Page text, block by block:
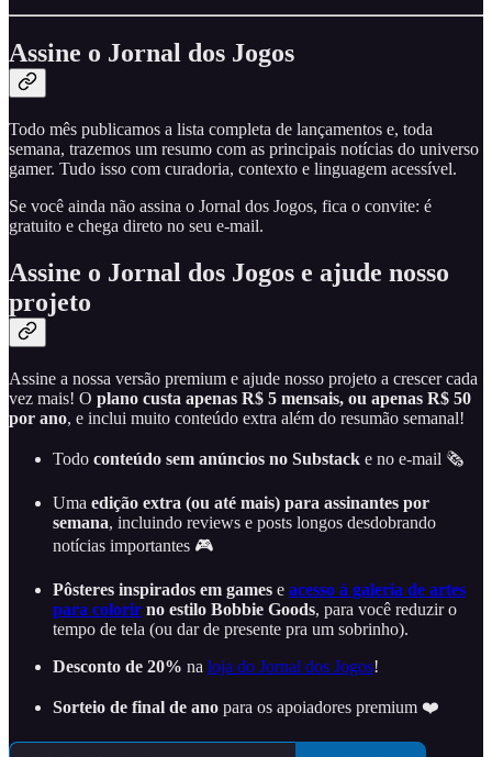
Assine o Jornal dos Jogos
Todo mês publicamos a lista completa de lançamentos e, toda
semana, trazemos um resumo com as principais notícias do universo
gamer. Tudo isso com curadoria, contexto e linguagem acessível.
Se você ainda não assina o Jornal dos Jogos, fica o convite: é
gratuito e chega direto no seu e-mail.
Assine o Jornal dos Jogos e ajude nosso
projeto
Assine a nossa versão premium e ajude nosso projeto a crescer cada
vez mais! O plano custa apenas R$ 5 mensais, ou apenas R$ 50
por ano, e inclui muito conteúdo extra além do resumão semanal!
Todo conteúdo sem anúncios no Substack e no e-mail 🗞️
Uma edição extra (ou até mais) para assinantes por
semana, incluindo reviews e posts longos desdobrando
notícias importantes 🎮
Pôsteres inspirados em games e acesso à galeria de artes
para colorir no estilo Bobbie Goods, para você reduzir o
tempo de tela (ou dar de presente pra um sobrinho).
Desconto de 20% na loja do Jornal dos Jogos!
Sorteio de final de ano para os apoiadores premium ❤️